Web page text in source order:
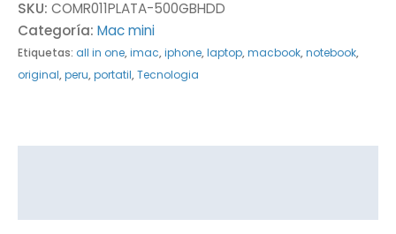
SKU: COMR011PLATA-500GBHDD
Categoría: Mac mini
Etiquetas: all in one,imac,iphone,laptop,macbook,notebook,
original,peru,portatil,Tecnologia